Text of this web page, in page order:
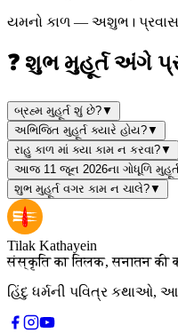
યમનો કાળ — અશુભ। પ્રવાસ,
❓ શુભ મુહૂર્ત અંગે
બ્રહ્મ મુહૂર્ત શું છે?▼
અભિજિત મુહૂર્ત ક્યારે હોય?▼
રાહુ કાળ માં ક્યા કામ ન કરવા?▼
આજ 11 જૂન 2026ના ગોધૂળિ
શુભ મુહૂર્ત વગર કામ ન ચાલે?▼
Tilak Kathayein
संस्कृति का तिलक, सनातन की
હિંદુ ધર્મની પવિત્ર